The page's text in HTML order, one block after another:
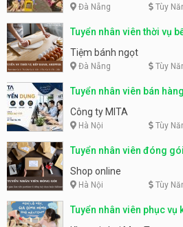
Đà Nẵng Tùy
Tuyển nhân viên thời vụ
Tiệm bánh ngọt
Đà Nẵng Tùy
Tuyển nhân viên bán
parttime, fulltime
Công ty MITA
Hà Nội Tùy
Tuyển nhân viên đóng
Shop online
Hà Nội Tùy
Tuyển nhân viên phục